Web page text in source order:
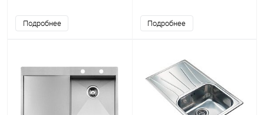
Подробнее Подробнее